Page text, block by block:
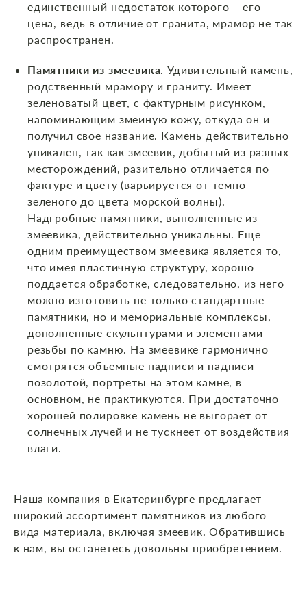
единственный недостаток которого – его
цена, ведь в отличие от гранита, мрамор не так
распространен.
Памятники из змеевика. Удивительный камень,
родственный мрамору и граниту. Имеет
зеленоватый цвет, с фактурным рисунком,
напоминающим змеиную кожу, откуда он и
получил свое название. Камень действительно
уникален, так как змеевик, добытый из разных
месторождений, разительно отличается по
фактуре и цвету (варьируется от темно-
зеленого до цвета морской волны).
Надгробные памятники, выполненные из
змеевика, действительно уникальны. Еще
одним преимуществом змеевика является то,
что имея пластичную структуру, хорошо
поддается обработке, следовательно, из него
можно изготовить не только стандартные
памятники, но и мемориальные комплексы,
дополненные скульптурами и элементами
резьбы по камню. На змеевике гармонично
смотрятся объемные надписи и надписи
позолотой, портреты на этом камне, в
основном, не практикуются. При достаточно
хорошей полировке камень не выгорает от
солнечных лучей и не тускнеет от воздействия
влаги.
Наша компания в Екатеринбурге предлагает
широкий ассортимент памятников из любого
вида материала, включая змеевик. Обратившись
к нам, вы останетесь довольны приобретением.